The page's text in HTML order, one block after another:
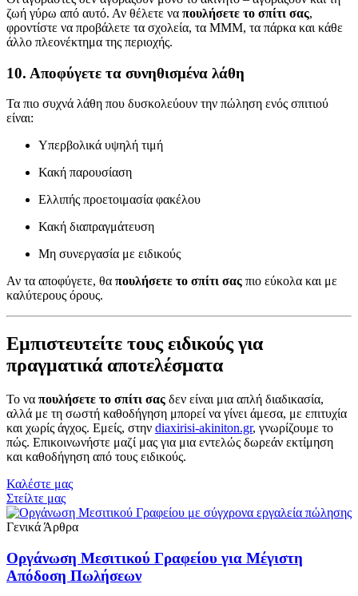
ζωή γύρω από αυτό. Αν θέλετε να πουλήσετε το σπίτι σας,
φροντίστε να προβάλετε τα σχολεία, τα ΜΜΜ, τα πάρκα και κάθε
άλλο πλεονέκτημα της περιοχής.
10. Αποφύγετε τα συνηθισμένα λάθη
Τα πιο συχνά λάθη που δυσκολεύουν την πώληση ενός σπιτιού
είναι:
Υπερβολικά υψηλή τιμή
Κακή παρουσίαση
Ελλιπής προετοιμασία φακέλου
Κακή διαπραγμάτευση
Μη συνεργασία με ειδικούς
Αν τα αποφύγετε, θα πουλήσετε το σπίτι σας πιο εύκολα και με
καλύτερους όρους.
Εμπιστευτείτε τους ειδικούς για
πραγματικά αποτελέσματα
Το να πουλήσετε το σπίτι σας δεν είναι μια απλή διαδικασία,
αλλά με τη σωστή καθοδήγηση μπορεί να γίνει άμεσα, με επιτυχία
και χωρίς άγχος. Εμείς, στην diaxirisi-akiniton.gr, γνωρίζουμε το
πώς. Επικοινωνήστε μαζί μας για μια εντελώς δωρεάν εκτίμηση
και καθοδήγηση από τους ειδικούς.
Καλέστε μας
Στείλτε μας
Γενικά Άρθρα
Οργάνωση Μεσιτικού Γραφείου για Μέγιστη
Απόδοση Πωλήσεων